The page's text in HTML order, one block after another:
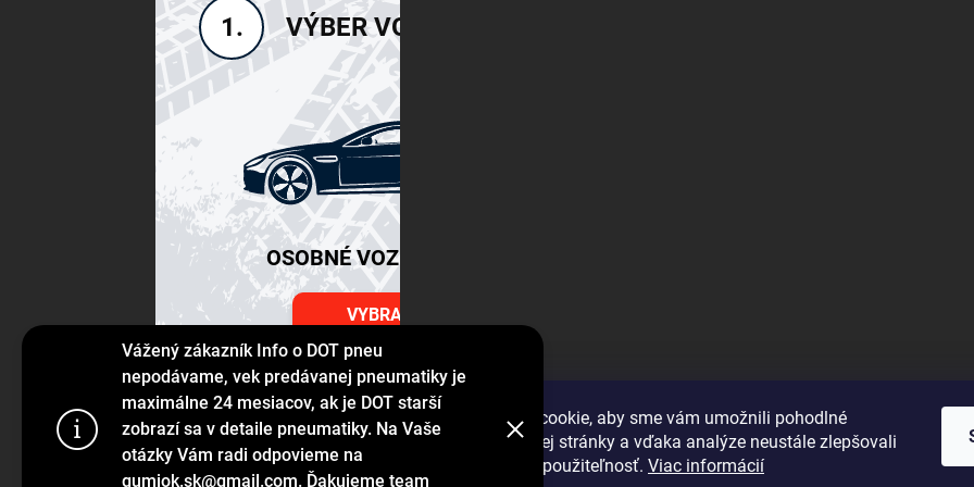
Používame súbory cookie, aby sme vám umožnili pohodlné
prehliadanie webovej stránky a vďaka analýze neustále zlepšovali
jej funkcie, výkon a použiteľnosť. Viac informácií
Vážený zákazník Info o DOT pneu
nepodávame, vek predávanej pneumatiky je
maximálne 24 mesiacov, ak je DOT starší
zobrazí sa v detaile pneumatiky. Na Vaše
otázky Vám radi odpovieme na
gumiok.sk@gmail.com. Ďakujeme team
1. VÝBER VOZIDLA
OSOBNÉ VOZIDLÁ SUV
VYBRAŤ